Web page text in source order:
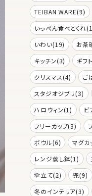
TEIBAN WARE(9)
いっぺん食べとくれ
いわい(19)
お茶
キッチン(3)
ギフ
クリスマス(4)
ご
スタジオジブリ(3)
ハロウィン(1)
ビ
フリーカップ(3)
ボウル(6)
マグカ
レンジ蒸し鉢(1)
傘立て(2)
兜(9)
冬のインテリア(3)